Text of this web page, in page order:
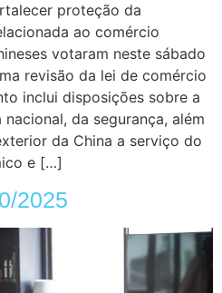
proteção da
ao comércio
votaram neste sábado
revisão da lei de comércio
inclui disposições sobre a
da segurança, além
da China a serviço do
e […]
2025